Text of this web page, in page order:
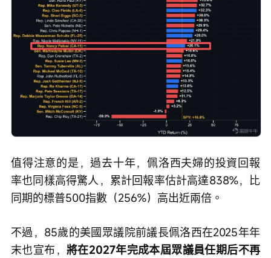
值得注意的是，過去十年，佩洛西夫婦的投資回報
率也同樣高得驚人，累計回報率估計高達838%，比
同期的標普500指數（256%）高出近兩倍。
不過，85歲的美國眾議院前議長佩洛西在2025年年
末也宣布， 將在2027年完成本屆眾議員任期后不再